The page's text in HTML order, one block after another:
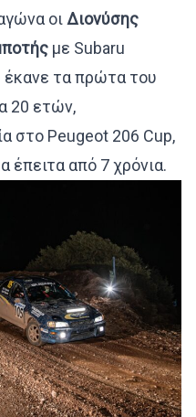
οι Διονύσης
με Subaru
έκανε τα πρώτα του
20 ετών,
στο Peugeot 206 Cup,
έπειτα από 7 χρόνια.